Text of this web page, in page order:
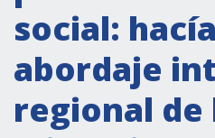
genere
Borse di Studio
Partnership
social:
abordaje
regional de